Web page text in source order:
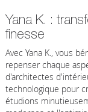
Yana K. :
finesse
Avec Yana K., vous
repenser chaque
d'architectes
technologique pour
étudions